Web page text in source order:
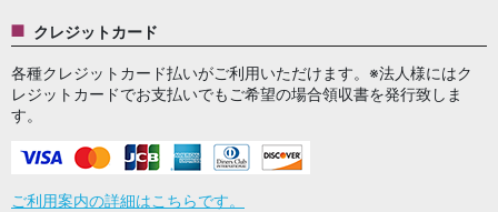
クレジットカード
各種クレジットカード払いがご利用いただけます。※法人様にはク
レジットカードでお支払いでもご希望の場合領収書を発行致しま
す。
ご利用案内の詳細はこちらです。